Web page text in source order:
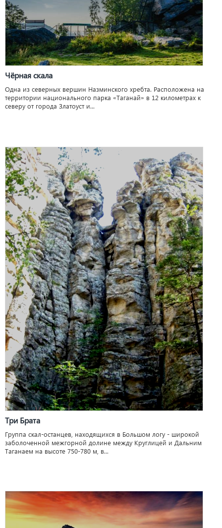
Чёрная скала
Одна из северных вершин Назминского хребта. Расположена на
территории национального парка «Таганай» в 12 километрах к
северу от города Златоуст и...
Три Брата
Группа скал-останцев, находящихся в Большом логу - широкой
заболоченной межгорной долине между Круглицей и Дальним
Таганаем на высоте 750-780 м, в...